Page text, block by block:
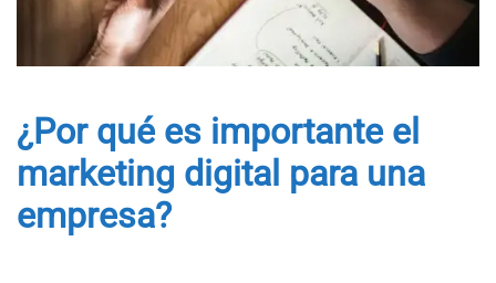
¿Por qué es importante el
marketing digital para una
empresa?